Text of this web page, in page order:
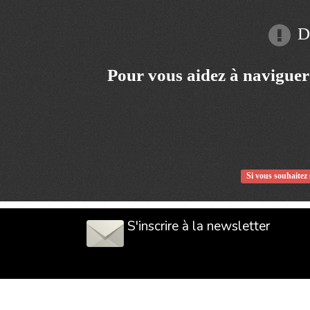
Pour vous aidez à
Si vous
S'inscrire à la newsletter